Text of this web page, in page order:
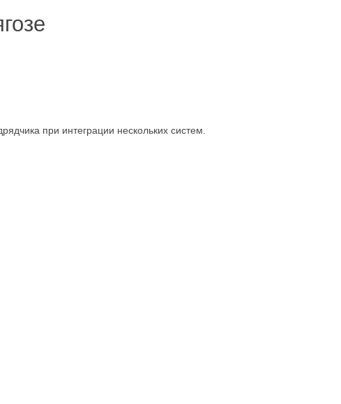
при интеграции нескольких систем.